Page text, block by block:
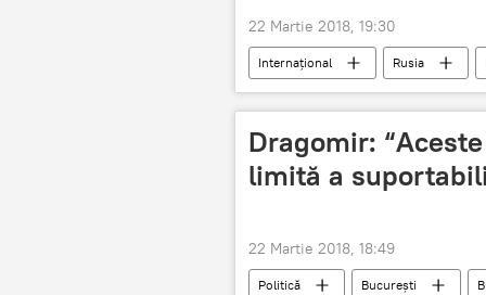
22 Martie 2018, 19:30
Internaţional Rusia
Aleksander Iakovenko
Dragomir:
limită a
22 Martie 2018, 18:49
Politică București